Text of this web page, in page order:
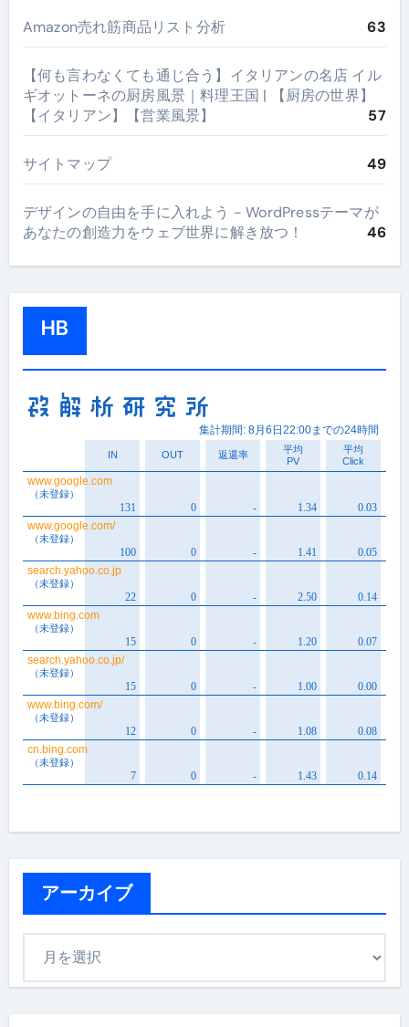
Amazon売れ筋商品リスト分析 63
【何も言わなくても通じ合う】イタリアンの名店 イル
ギオットーネの厨房風景｜料理王国 | 【厨房の世界】
【イタリアン】【営業風景】
57
サイトマップ 49
デザインの自由を手に入れよう - WordPressテーマが
あなたの創造力をウェブ世界に解き放つ！
46
HB
アーカイブ